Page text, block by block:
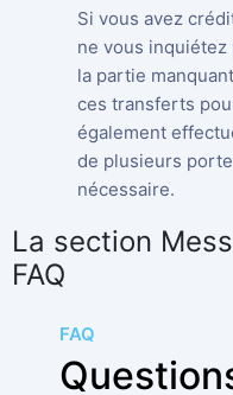
Si vous avez
ne vous inquiétez
la partie
ces transferts
également
de plusieurs
nécessaire.
La section
FAQ
FAQ